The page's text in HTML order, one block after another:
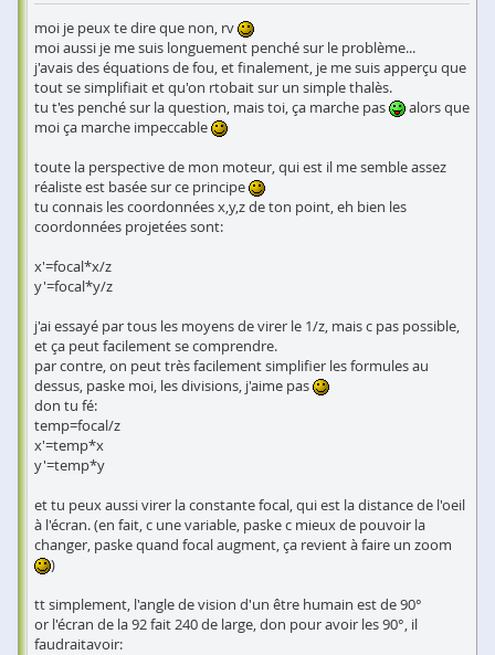
moi je peux te dire que non, rv
moi aussi je me suis longuement penché sur le problème...
j'avais des équations de fou, et finalement, je me suis apperçu que
tout se simplifiait et qu'on rtobait sur un simple thalès.
tu t'es penché sur la question, mais toi, ça marche pas
alors que
moi ça marche impeccable
toute la perspective de mon moteur, qui est il me semble assez
réaliste est basée sur ce principe
tu connais les coordonnées x,y,z de ton point, eh bien les
coordonnées projetées sont:
x'=focal*x/z
y'=focal*y/z
j'ai essayé par tous les moyens de virer le 1/z, mais c pas possible,
et ça peut facilement se comprendre.
par contre, on peut très facilement simplifier les formules au
dessus, paske moi, les divisions, j'aime pas
don tu fé:
temp=focal/z
x'=temp*x
y'=temp*y
et tu peux aussi virer la constante focal, qui est la distance de l'oeil
à l'écran. (en fait, c une variable, paske c mieux de pouvoir la
changer, paske quand focal augment, ça revient à faire un zoom
)
tt simplement, l'angle de vision d'un être humain est de 90°
or l'écran de la 92 fait 240 de large, don pour avoir les 90°, il
faudraitavoir: